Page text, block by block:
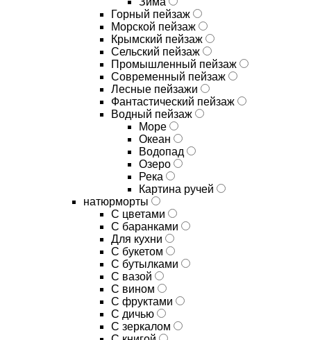
Горный пейзаж
Морской пейзаж
Крымский пейзаж
Сельский пейзаж
Промышленный пейзаж
Современный пейзаж
Лесные пейзажи
Фантастический пейзаж
Водный пейзаж
Море
Океан
Водопад
Озеро
Река
Картина ручей
натюрморты
С цветами
С баранками
Для кухни
C букетом
C бутылками
C вазой
C вином
C фруктами
C дичью
C зеркалом